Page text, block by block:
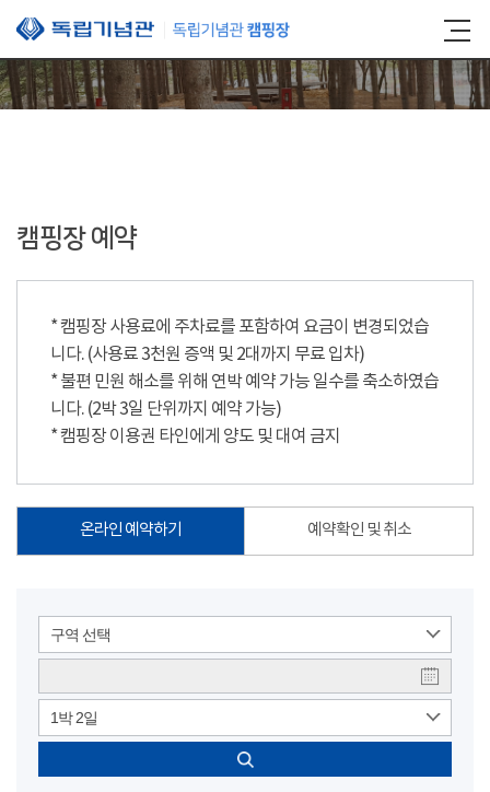
본문 바로가기
캠핑장 예약
* 캠핑장 사용료에 주차료를 포함하여 요금이 변경되었습
니다. (사용료 3천원 증액 및 2대까지 무료 입차)
* 불편 민원 해소를 위해 연박 예약 가능 일수를 축소하였습
니다. (2박 3일 단위까지 예약 가능)
* 캠핑장 이용권 타인에게 양도 및 대여 금지
온라인 예약하기 예약확인 및 취소
구역 선택
1박 2일